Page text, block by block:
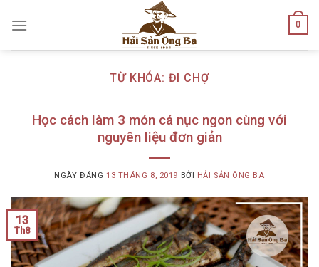
0
TỪ KHÓA: ĐI CHỢ
Học cách làm 3 món cá nục ngon cùng với
nguyên liệu đơn giản
NGÀY ĐĂNG 13 THÁNG 8, 2019 BỞI HẢI SẢN ÔNG BA
13
Th8